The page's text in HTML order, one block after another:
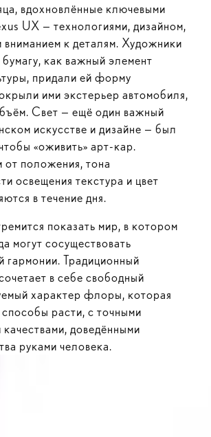
вдохновлённые ключевыми
UX — технологиями, дизайном,
вниманием к деталям. Художники
как важный элемент
придали ей форму
ими экстерьер автомобиля,
Свет — ещё один важный
искусстве и дизайне — был
«оживить» арт-кар.
от положения, тона
освещения текстура и цвет
в течение дня.
показать мир, в котором
могут сосуществовать
гармонии. Традиционный
в себе свободный
характер флоры, которая
способы расти, с точными
доведёнными
руками человека.